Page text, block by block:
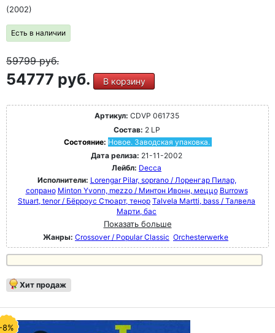
(2002)
Есть в наличии
59799руб.
54777 руб. В корзину
Артикул: CDVP 061735
Состав: 2 LP
Состояние: Новое. Заводская упаковка.
Дата релиза: 21-11-2002
Лейбл: Decca
Исполнители: Lorengar Pilar, soprano / Лоренгар Пилар,
сопрано Minton Yvonn, mezzo / Минтон Ивонн, меццо Burrows
Stuart, tenor / Бёрроус Стюарт, тенор Talvela Martti, bass / Талвела
Марти, бас
Показать больше
Жанры: Crossover / Popular Classic Orchesterwerke
Хит продаж
8%